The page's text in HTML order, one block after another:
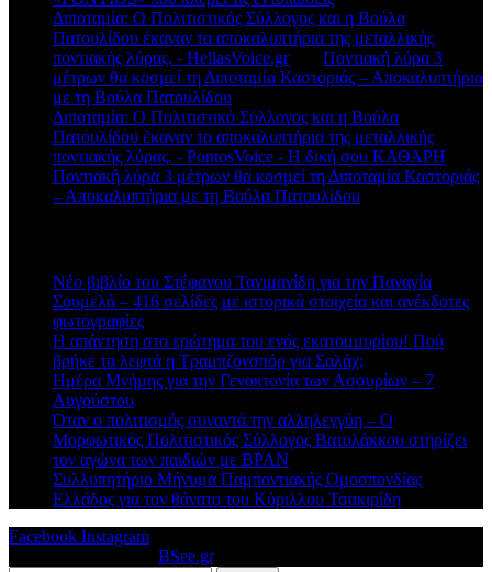
Διποταμία: Ο Πολιτιστικός Σύλλογος και η Βούλα
Πατουλίδου έκαναν τα αποκαλυπτήρια της μεταλλικής
ποντιακής λύρας. - HellasVoice.grστο Ποντιακή λύρα 3
μέτρων θα κοσμεί τη Διποταμία Καστοριάς – Αποκαλυπτήρια
με τη Βούλα Πατουλίδου
Διποταμία: Ο Πολιτιστικό Σύλλογος και η Βούλα
Πατουλίδου έκαναν τα αποκαλυπτήρια της μεταλλικής
ποντιακής λύρας. - PontosVoice - H δική σου ΚΑΘΑΡΗ
Ποντιακή λύρα 3 μέτρων θα κοσμεί τη Διποταμία Καστοριάς
– Αποκαλυπτήρια με τη Βούλα Πατουλίδου
Νέο βιβλίο του Στέφανου Τανιμανίδη για την Παναγία
Σουμελά – 416 σελίδες με ιστορικά στοιχεία και ανέκδοτες
φωτογραφίες
Η απάντηση στο ερώτημα του ενός εκατομμυρίου! Πού
βρήκε τα λεφτά η Τραμπζονσπόρ για Σαλάχ;
Ημέρα Μνήμης για την Γενοκτονία των Ασσυρίων – 7
Αυγούστου
Όταν ο πολιτισμός συναντά την αλληλεγγύη – Ο
Μορφωτικός Πολιτιστικός Σύλλογος Βατολάκκου στηρίζει
τον αγώνα των παιδιών με BPAN
Συλλυπητήριο Μήνυμα Παμποντιακής Ομοσπονδίας
Ελλάδος για τον θάνατο του Κύριλλου Τσακιρίδη
Facebook Instagram
BSee.gr.